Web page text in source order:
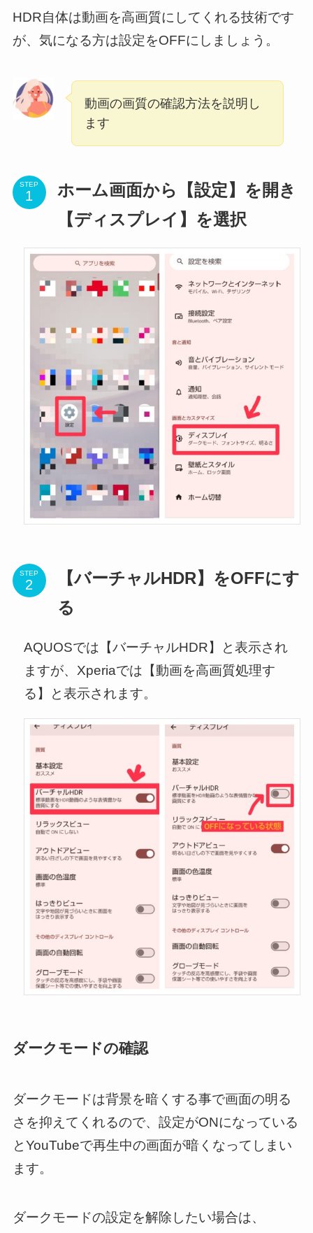
HDR自体は動画を高画質にしてくれる技術です
が、気になる方は設定をOFFにしましょう。
動画の画質の確認方法を説明し
ます
STEP
ホーム画面から【設定】を開き
【ディスプレイ】を選択
STEP
【バーチャルHDR】をOFFにす
る
AQUOSでは【バーチャルHDR】と表示され
ますが、Xperiaでは【動画を高画質処理す
る】と表示されます。
ダークモードの確認
ダークモードは背景を暗くする事で画面の明る
さを抑えてくれるので、設定がONになっている
とYouTubeで再生中の画面が暗くなってしまい
ます。
ダークモードの設定を解除したい場合は、